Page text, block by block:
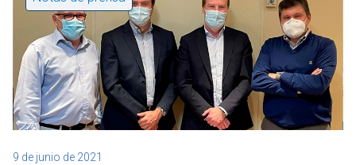
9 de junio de 2021